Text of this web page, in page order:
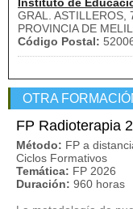
GRAL. ASTILLEROS,
PROVINCIA DE
Código Postal:
OTRA
FP Radioterapia
Método: FP a
Ciclos Formativos
Temática: FP 2026
Duración: 960 horas